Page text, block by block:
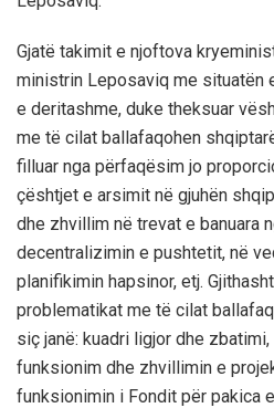
Gjatë takimit e njoftova
ministrin Leposaviq me situatën
e deritashme, duke theksuar
me të cilat ballafaqohen
filluar nga përfaqësim jo
çështjet e arsimit në gjuhën
dhe zhvillim në trevat e banuara
decentralizimin e pushtetit, në
planifikimin hapsinor, etj.
problematikat me të cilat
siç janë: kuadri ligjor dhe
funksionim dhe zhvillimin e
funksionimin i Fondit për pakica